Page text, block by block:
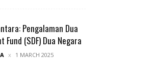
Pengalaman Dua
(SDF) Dua Negara
1 MARCH 2025